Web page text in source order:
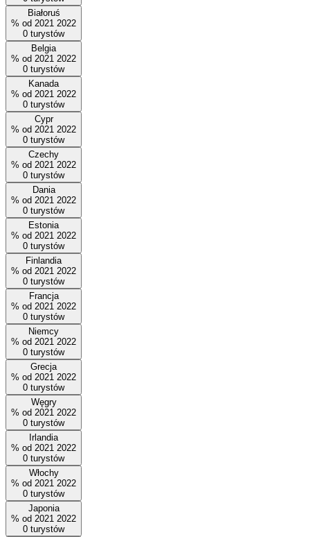
Białoruś
% od 2021 2022
0 turystów
Belgia
% od 2021 2022
0 turystów
Kanada
% od 2021 2022
0 turystów
Cypr
% od 2021 2022
0 turystów
Czechy
% od 2021 2022
0 turystów
Dania
% od 2021 2022
0 turystów
Estonia
% od 2021 2022
0 turystów
Finlandia
% od 2021 2022
0 turystów
Francja
% od 2021 2022
0 turystów
Niemcy
% od 2021 2022
0 turystów
Grecja
% od 2021 2022
0 turystów
Węgry
% od 2021 2022
0 turystów
Irlandia
% od 2021 2022
0 turystów
Włochy
% od 2021 2022
0 turystów
Japonia
% od 2021 2022
0 turystów